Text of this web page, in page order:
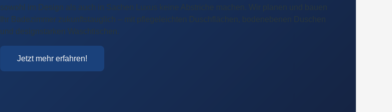
sowohl im Design als auch in Sachen Luxus keine Abstriche machen. Wir planen und bauen
Ihr Badezimmer zukunftstauglich – mit pflegeleichten Duschflächen, bodenebenen Duschen
und designstarken Waschtischen.
Jetzt mehr erfahren!